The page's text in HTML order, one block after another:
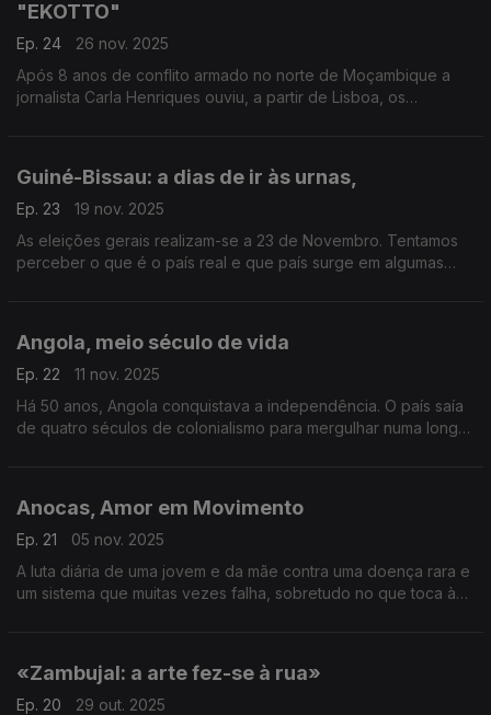
"EKOTTO"
Ep. 24
26 nov. 2025
Após 8 anos de conflito armado no norte de Moçambique a
jornalista Carla Henriques ouviu, a partir de Lisboa, os
Guiné-Bissau: a dias de ir às urnas,
Ep. 23
19 nov. 2025
As eleições gerais realizam-se a 23 de Novembro. Tentamos
perceber o que é o país real e que país surge em algumas
Angola, meio século de vida
Ep. 22
11 nov. 2025
Há 50 anos, Angola conquistava a independência. O país saía
de quatro séculos de colonialismo para mergulhar numa longa
Anocas, Amor em Movimento
Ep. 21
05 nov. 2025
A luta diária de uma jovem e da mãe contra uma doença rara e
um sistema que muitas vezes falha, sobretudo no que toca à
«Zambujal: a arte fez-se à rua»
Ep. 20
29 out. 2025